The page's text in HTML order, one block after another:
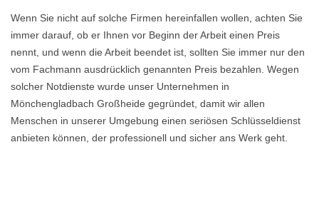
Wenn Sie nicht auf solche Firmen hereinfallen wollen, achten Sie
immer darauf, ob er Ihnen vor Beginn der Arbeit einen Preis
nennt, und wenn die Arbeit beendet ist, sollten Sie immer nur den
vom Fachmann ausdrücklich genannten Preis bezahlen. Wegen
solcher Notdienste wurde unser Unternehmen in
Mönchengladbach Großheide gegründet, damit wir allen
Menschen in unserer Umgebung einen seriösen Schlüsseldienst
anbieten können, der professionell und sicher ans Werk geht.